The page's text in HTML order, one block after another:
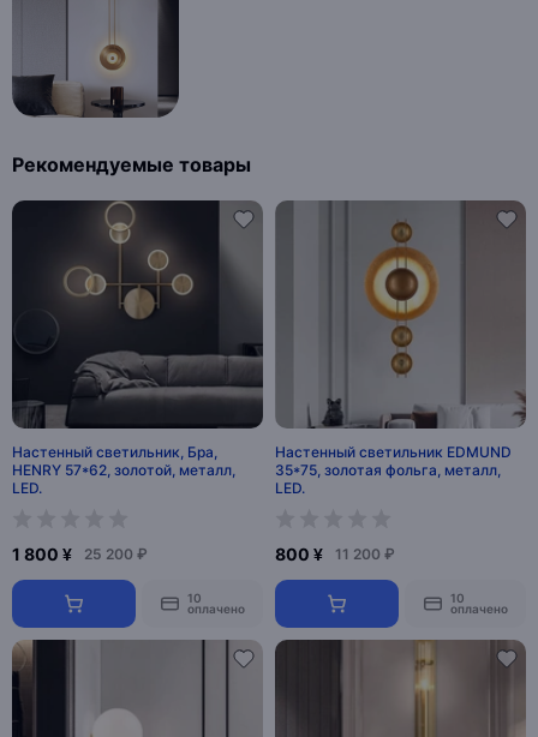
Рекомендуемые товары
Настенный светильник, Бра,
HENRY 57*62, золотой, металл,
LED.
1 800 ¥ 25 200 ₽
10
оплачено
Настенный светильник EDMUND
35*75, золотая фольга, металл,
LED.
800 ¥ 11 200 ₽
10
оплачено